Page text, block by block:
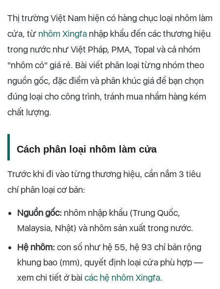
Thị trường Việt Nam hiện có hàng chục loại nhôm làm
cửa, từ nhôm Xingfa nhập khẩu đến các thương hiệu
trong nước như Việt Pháp, PMA, Topal và cả nhóm
"nhôm cỏ" giá rẻ. Bài viết phân loại từng nhóm theo
nguồn gốc, đặc điểm và phân khúc giá để bạn chọn
đúng loại cho công trình, tránh mua nhầm hàng kém
chất lượng.
Cách phân loại nhôm làm cửa
Trước khi đi vào từng thương hiệu, cần nắm 3 tiêu
chí phân loại cơ bản:
Nguồn gốc: nhôm nhập khẩu (Trung Quốc,
Malaysia, Nhật) và nhôm sản xuất trong nước.
Hệ nhôm: con số như hệ 55, hệ 93 chỉ bản rộng
khung bao (mm), quyết định loại cửa phù hợp —
xem chi tiết ở bài các hệ nhôm Xingfa.